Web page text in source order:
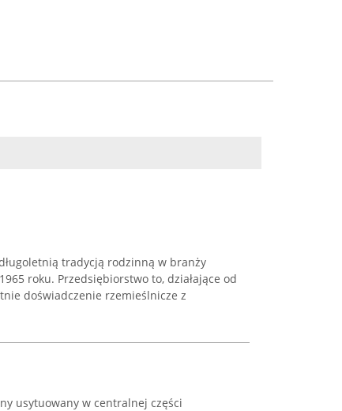
tradycją rodzinną w branży
roku. Przedsiębiorstwo to, działające od
doświadczenie rzemieślnicze z
usytuowany w centralnej części